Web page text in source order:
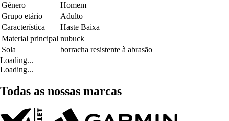
Género
Homem
Grupo etário
Adulto
Característica
Haste Baixa
Material principal nubuck
Sola
borracha resistente à abrasão
Loading...
Loading...
Todas as nossas marcas